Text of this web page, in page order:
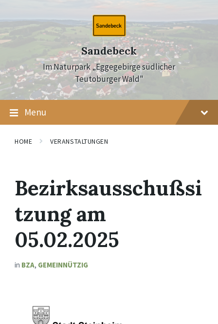
content
main
navigation
footer
Sandebeck
Im Naturpark „Eggegebirge südlicher
Teutoburger Wald"
Menu
HOME VERANSTALTUNGEN
Bezirksausschußsi
tzung am
05.02.2025
in BZA, GEMEINNÜTZIG